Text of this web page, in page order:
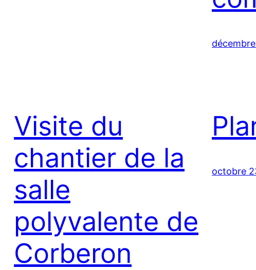
Visite du
chantier de la
salle
polyvalente de
Corberon
octobre